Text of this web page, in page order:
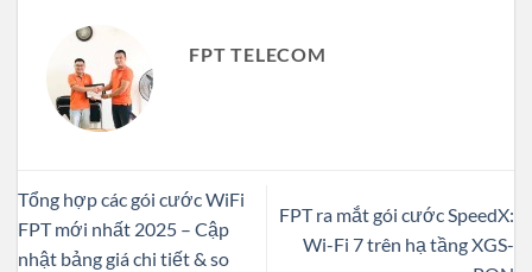
FPT TELECOM
Tổng hợp các gói cước WiFi
FPT mới nhất 2025 – Cập
nhật bảng giá chi tiết & so
FPT ra mắt gói cước SpeedX:
Wi-Fi 7 trên hạ tầng XGS-